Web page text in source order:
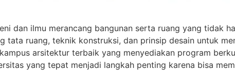
dan ilmu merancang bangunan serta ruang yang tidak
ruang, teknik konstruksi, dan prinsip desain untuk
arsitektur terbaik yang menyediakan program
yang tepat menjadi langkah penting karena bisa